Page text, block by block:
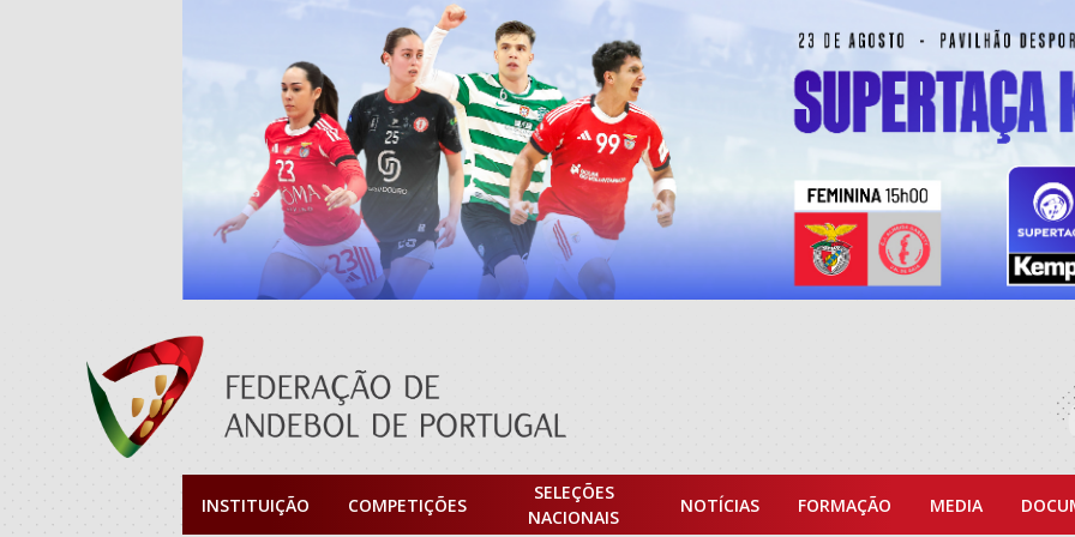
INSTITUIÇÃO COMPETIÇÕES
SELEÇÕES
NACIONAIS
NOTÍCIAS FORMAÇÃO MEDIA